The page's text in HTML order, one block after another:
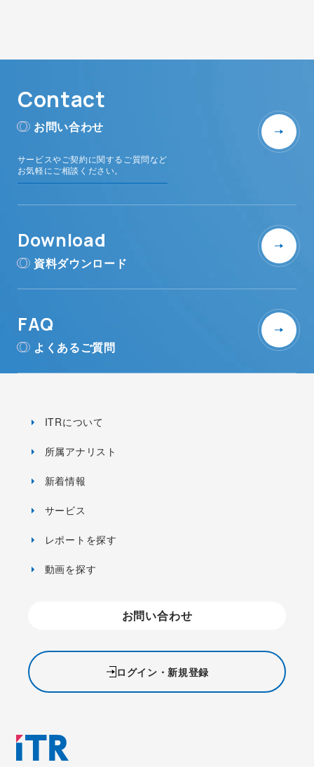
Contact
お問い合わせ
サービスやご契約に関するご質問など
お気軽にご相談ください。
Download
資料ダウンロード
FAQ
よくあるご質問
ITRについて
所属アナリスト
新着情報
サービス
レポートを探す
動画を探す
お問い合わせ
ログイン・新規登録